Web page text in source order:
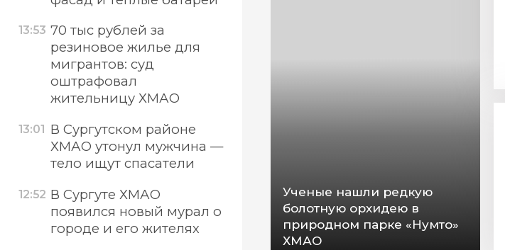
13:53 70 тыс рублей за
резиновое жилье для
мигрантов: суд
оштрафовал
жительницу ХМАО
13:01 В Сургутском районе
ХМАО утонул мужчина —
тело ищут спасатели
12:52 В Сургуте ХМАО
появился новый мурал о
городе и его жителях
Ученые нашли редкую
болотную орхидею в
природном парке «Нумто»
ХМАО